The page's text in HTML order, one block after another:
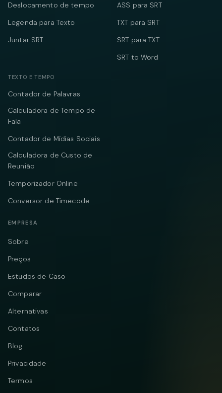
Deslocamento de tempo
Legenda para Texto
Juntar SRT
ASS para SRT
TXT para SRT
SRT para TXT
SRT to Word
TEXTO E TEMPO
Contador de Palavras
Calculadora de Tempo de
Fala
Contador de Mídias Sociais
Calculadora de Custo de
Reunião
Temporizador Online
Conversor de Timecode
EMPRESA
Sobre
Preços
Estudos de Caso
Comparar
Alternativas
Contatos
Blog
Privacidade
Termos